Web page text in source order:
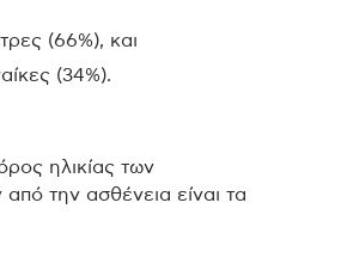
(66%), και
(34%).
ηλικίας των
την ασθένεια είναι τα